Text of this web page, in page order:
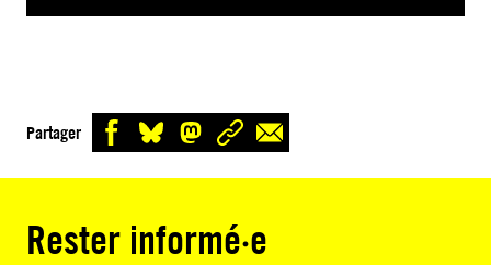
Partager
Rester informé·e